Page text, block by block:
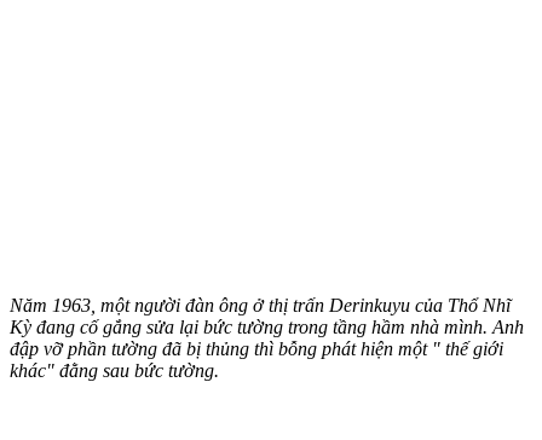
Năm 1963, một người đàn ông ở thị trấn Derinkuyu của Thổ Nhĩ
Kỳ đang cố gắng sửa lại bức tường trong tầng hầm nhà mình. Anh
đập vỡ phần tường đã bị thủng thì bỗng phát hiện một " thế giới
khác" đằng sau bức tường.